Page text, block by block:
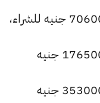
سعر الذهب عيار 21 وزن 10 جرام 70600 جنيه للشراء،
سعر الذهب عيار 21 وزن 25 جرام 176500 جنيه
سعر الذهب عيار 21 وزن 50 جرام 353000 جنيه